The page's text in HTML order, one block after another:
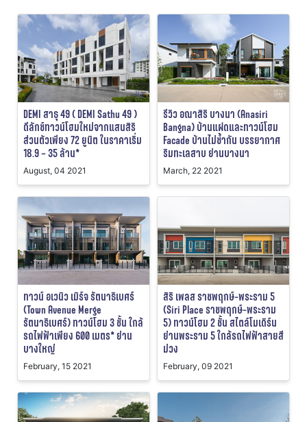
DEMI สาธุ 49 ( DEMI Sathu 49 )
ดีลักซ์ทาวน์โฮมใหม่จากแสนสิริ
ส่วนตัวเพียง 72 ยูนิต ในราคาเริ่ม
18.9 – 35 ล้าน*
August, 04 2021
รีวิว อณาสิริ บางนา (Anasiri
Bangna) บ้านแฝดและทาวน์โฮม
Facade บ้านไม่ซ้ำกัน บรรยากาศ
ริมทะเลสาบ ย่านบางนา
March, 22 2021
ทาวน์ อเวนิว เมิร์จ รัตนาธิเบศร์
(Town Avenue Merge
รัตนาธิเบศร์) ทาวน์โฮม 3 ชั้น ใกล้
รถไฟฟ้าเพียง 600 เมตร* ย่าน
บางใหญ่
February, 15 2021
สิริ เพลส ราชพฤกษ์-พระราม 5
(Siri Place ราชพฤกษ์-พระราม
5) ทาวน์โฮม 2 ชั้น สไตล์โมเดิร์น
ย่านพระราม 5 ใกล้รถไฟฟ้าสายสี
ม่วง
February, 09 2021